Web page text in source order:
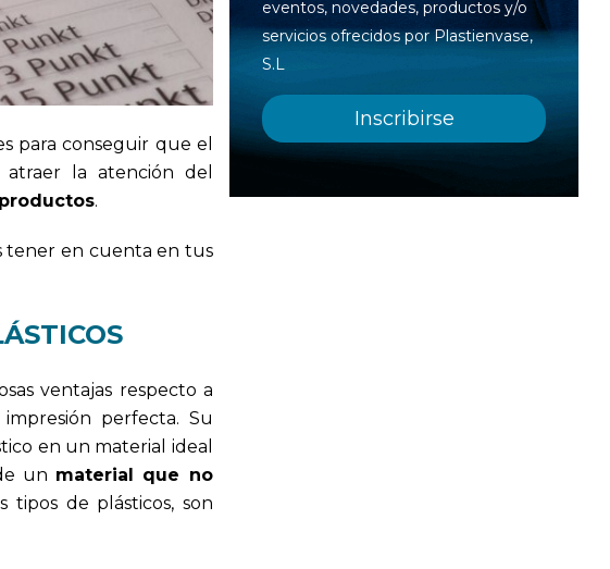
para conseguir que el
la atención del
.
tener en cuenta en tus
ventajas respecto a
perfecta. Su
en un material ideal
un material que no
tipos de plásticos, son
eventos, novedades, productos y/o
servicios ofrecidos por Plastienvase,
S.L